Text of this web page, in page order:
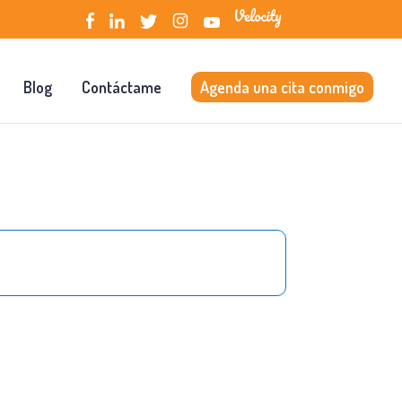
Blog Contáctame Agenda una cita conmigo